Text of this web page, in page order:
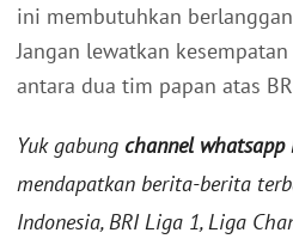
ini membutuhkan
Jangan lewatkan
antara dua tim papan atas
Yuk gabung channel whatsapp
mendapatkan berita-berita
Indonesia, BRI Liga 1, Liga